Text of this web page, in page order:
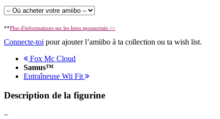
**Plus d'informations sur les liens sponsorisés >>
Connecte-toi pour ajouter l’amiibo à ta collection ou ta wish list.
Fox Mc Cloud
Samus™
Entraîneuse Wii Fit
Description de la figurine
–